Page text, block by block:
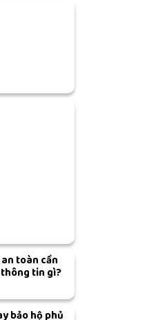
toàn cần
tin gì?
bảo hộ phủ